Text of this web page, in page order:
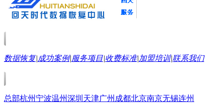
数据恢复|成功案例|服务项目|收费标准|加盟培训|联系我们
总部杭州宁波温州深圳 天津广州 成都北京南京无锡连州